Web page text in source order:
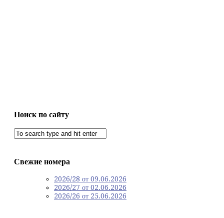
Поиск по сайту
Свежие номера
2026/28 от 09.06.2026
2026/27 от 02.06.2026
2026/26 от 25.06.2026